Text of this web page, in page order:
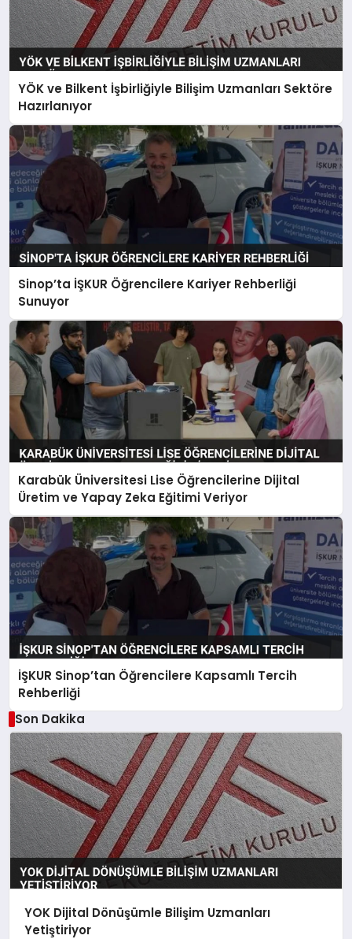
YÖK ve Bilkent İşbirliğiyle Bilişim Uzmanları Sektöre
Hazırlanıyor
Sinop’ta İŞKUR Öğrencilere Kariyer Rehberliği
Sunuyor
Karabük Üniversitesi Lise Öğrencilerine Dijital
Üretim ve Yapay Zeka Eğitimi Veriyor
İŞKUR Sinop’tan Öğrencilere Kapsamlı Tercih
Rehberliği
Son Dakika
YOK Dijital Dönüşümle Bilişim Uzmanları
Yetiştiriyor